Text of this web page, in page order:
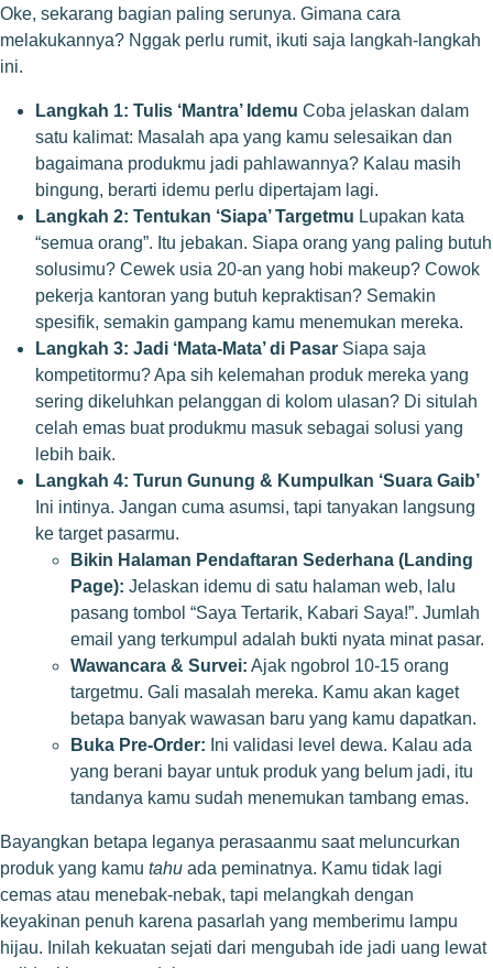
Oke, sekarang bagian paling serunya. Gimana cara
melakukannya? Nggak perlu rumit, ikuti saja langkah-langkah
ini.
Langkah 1: Tulis ‘Mantra’ Idemu Coba jelaskan dalam
satu kalimat: Masalah apa yang kamu selesaikan dan
bagaimana produkmu jadi pahlawannya? Kalau masih
bingung, berarti idemu perlu dipertajam lagi.
Langkah 2: Tentukan ‘Siapa’ Targetmu Lupakan kata
“semua orang”. Itu jebakan. Siapa orang yang paling butuh
solusimu? Cewek usia 20-an yang hobi makeup? Cowok
pekerja kantoran yang butuh kepraktisan? Semakin
spesifik, semakin gampang kamu menemukan mereka.
Langkah 3: Jadi ‘Mata-Mata’ di Pasar Siapa saja
kompetitormu? Apa sih kelemahan produk mereka yang
sering dikeluhkan pelanggan di kolom ulasan? Di situlah
celah emas buat produkmu masuk sebagai solusi yang
lebih baik.
Langkah 4: Turun Gunung & Kumpulkan ‘Suara Gaib’
Ini intinya. Jangan cuma asumsi, tapi tanyakan langsung
ke target pasarmu.
Bikin Halaman Pendaftaran Sederhana (Landing
Page): Jelaskan idemu di satu halaman web, lalu
pasang tombol “Saya Tertarik, Kabari Saya!”. Jumlah
email yang terkumpul adalah bukti nyata minat pasar.
Wawancara & Survei: Ajak ngobrol 10-15 orang
targetmu. Gali masalah mereka. Kamu akan kaget
betapa banyak wawasan baru yang kamu dapatkan.
Buka Pre-Order: Ini validasi level dewa. Kalau ada
yang berani bayar untuk produk yang belum jadi, itu
tandanya kamu sudah menemukan tambang emas.
Bayangkan betapa leganya perasaanmu saat meluncurkan
produk yang kamu tahu ada peminatnya. Kamu tidak lagi
cemas atau menebak-nebak, tapi melangkah dengan
keyakinan penuh karena pasarlah yang memberimu lampu
hijau. Inilah kekuatan sejati dari mengubah ide jadi uang lewat